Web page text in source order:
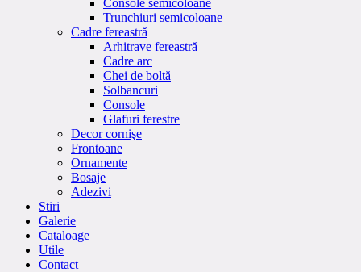
Trunchiuri semicoloane
Cadre fereastră
Arhitrave fereastră
Cadre arc
Chei de boltă
Solbancuri
Console
Glafuri ferestre
Decor cornişe
Frontoane
Ornamente
Bosaje
Adezivi
Stiri
Galerie
Cataloage
Utile
Contact